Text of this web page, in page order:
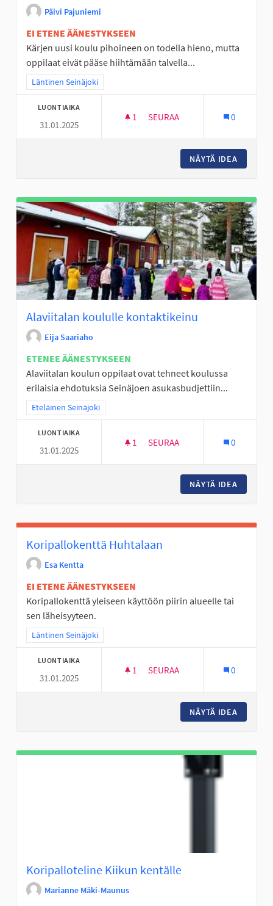
Päivi Pajuniemi
EI ETENE ÄÄNESTYKSEEN
Kärjen uusi koulu pihoineen on todella hieno, mutta
oppilaat eivät pääse hiihtämään talvella...
Rajaa tulokset teeman mukaan: Läntinen Seinäjoki
Läntinen Seinäjoki
LUONTIAIKA
31.01.2025
1 1 SEURAAJA
SEURAA 0
NÄYTÄ IDEA
Alaviitalan koululle kontaktikeinu
Eija Saariaho
ETENEE ÄÄNESTYKSEEN
Alaviitalan koulun oppilaat ovat tehneet koulussa
erilaisia ehdotuksia Seinäjoen asukasbudjettiin...
Rajaa tulokset teeman mukaan: Eteläinen Seinäjoki
Eteläinen Seinäjoki
LUONTIAIKA
31.01.2025
1 1 SEURAAJA
SEURAA 0
NÄYTÄ IDEA
Koripallokenttä Huhtalaan
Esa Kentta
EI ETENE ÄÄNESTYKSEEN
Koripallokenttä yleiseen käyttöön piirin alueelle tai
sen läheisyyteen.
Rajaa tulokset teeman mukaan: Läntinen Seinäjoki
Läntinen Seinäjoki
LUONTIAIKA
31.01.2025
1 1 SEURAAJA
SEURAA 0
NÄYTÄ IDEA
Koripalloteline Kiikun kentälle
Marianne Mäki-Maunus